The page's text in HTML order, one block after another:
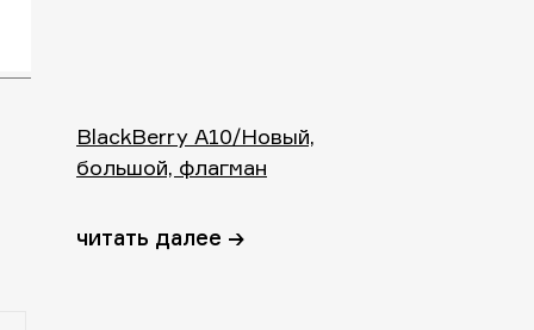
BlackBerry A10/Новый,
большой, флагман
читать далее →